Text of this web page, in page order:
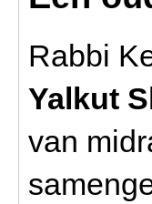
Rabbi
Yalkut
van